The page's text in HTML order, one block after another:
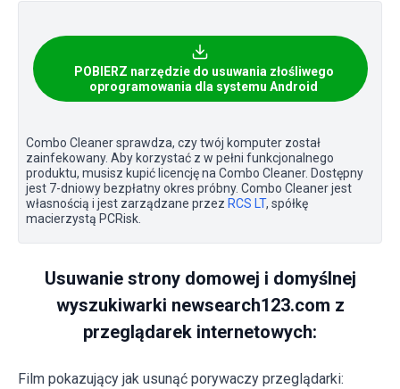
POBIERZ narzędzie do usuwania złośliwego
oprogramowania dla systemu Android
Combo Cleaner sprawdza, czy twój komputer został
zainfekowany. Aby korzystać z w pełni funkcjonalnego
produktu, musisz kupić licencję na Combo Cleaner. Dostępny
jest 7-dniowy bezpłatny okres próbny. Combo Cleaner jest
własnością i jest zarządzane przez RCS LT, spółkę
macierzystą PCRisk.
Usuwanie strony domowej i domyślnej
wyszukiwarki newsearch123.com z
przeglądarek internetowych:
Film pokazujący jak usunąć porywaczy przeglądarki: